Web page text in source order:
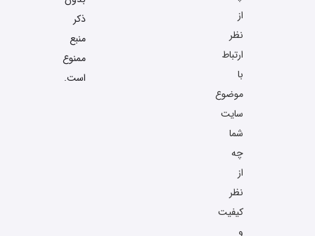
از
نظر
ارتباط
با
موضوع
سایت
شما
چه
از
نظر
کیفیت
و
ذکر
منبع
ممنوع
است.